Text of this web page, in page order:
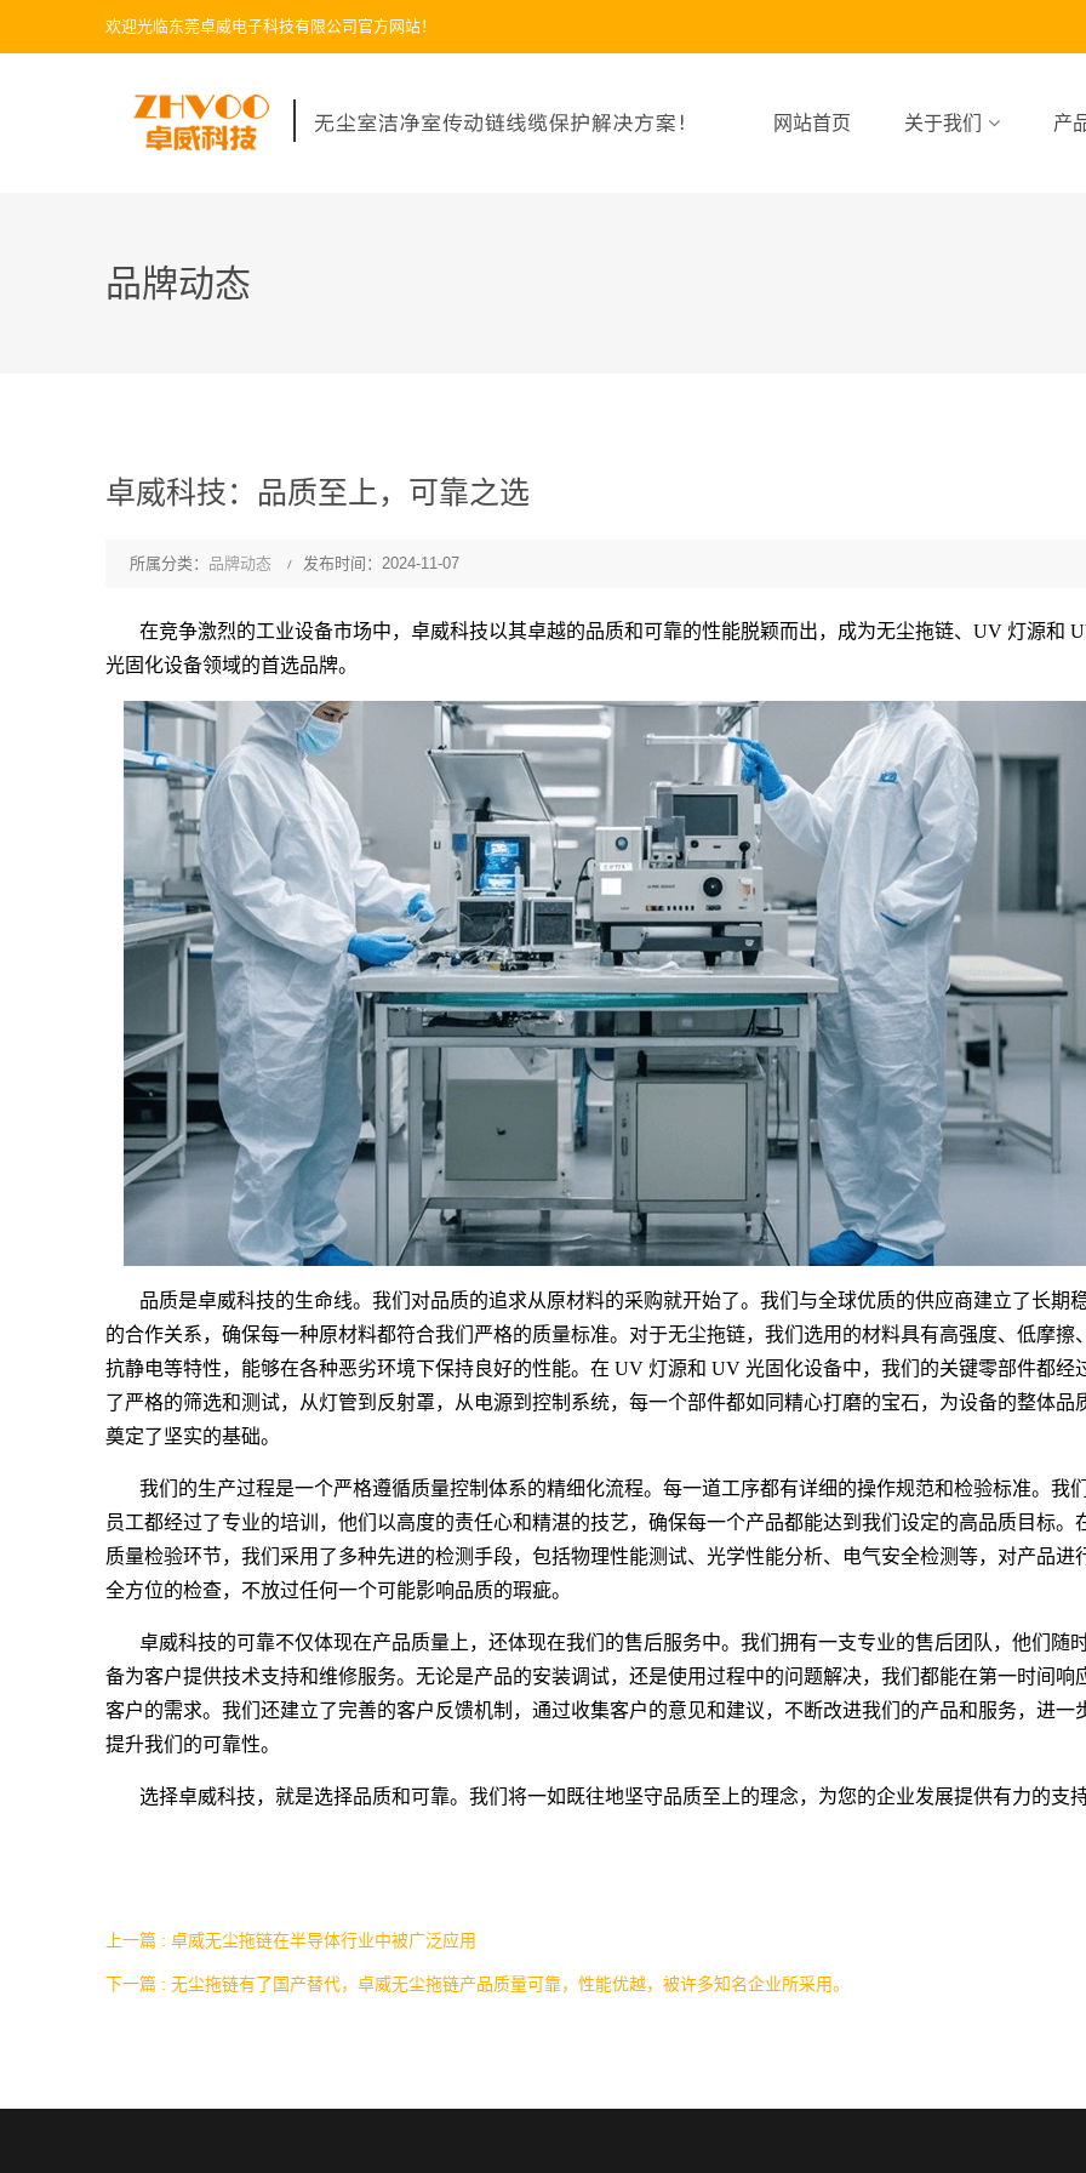
欢迎光临东莞卓威电子科技有限公司官方网站！
网站首页 关于我们 产
品牌动态
卓威科技：品质至上，可靠之选
所属分类： 品牌动态 发布时间：2024-11-07
在竞争激烈的工业设备市场中，卓威科技以其卓越的品质和可靠的性能脱颖而出，成为无尘拖链、UV 灯源和
光固化设备领域的首选品牌。
品质是卓威科技的生命线。我们对品质的追求从原材料的采购就开始了。我们与全球优质的供应商建立了长期
的合作关系，确保每一种原材料都符合我们严格的质量标准。对于无尘拖链，我们选用的材料具有高强度、低摩擦、
抗静电等特性，能够在各种恶劣环境下保持良好的性能。在 UV 灯源和 UV 光固化设备中，我们的关键零部件都经
了严格的筛选和测试，从灯管到反射罩，从电源到控制系统，每一个部件都如同精心打磨的宝石，为设备的整体品
奠定了坚实的基础。
我们的生产过程是一个严格遵循质量控制体系的精细化流程。每一道工序都有详细的操作规范和检验标准。我
员工都经过了专业的培训，他们以高度的责任心和精湛的技艺，确保每一个产品都能达到我们设定的高品质目标。
质量检验环节，我们采用了多种先进的检测手段，包括物理性能测试、光学性能分析、电气安全检测等，对产品进
全方位的检查，不放过任何一个可能影响品质的瑕疵。
卓威科技的可靠不仅体现在产品质量上，还体现在我们的售后服务中。我们拥有一支专业的售后团队，他们随
备为客户提供技术支持和维修服务。无论是产品的安装调试，还是使用过程中的问题解决，我们都能在第一时间响
客户的需求。我们还建立了完善的客户反馈机制，通过收集客户的意见和建议，不断改进我们的产品和服务，进一
提升我们的可靠性。
选择卓威科技，就是选择品质和可靠。我们将一如既往地坚守品质至上的理念，为您的企业发展提供有力的支持
上一篇 : 卓威无尘拖链在半导体行业中被广泛应用
下一篇 : 无尘拖链有了国产替代，卓威无尘拖链产品质量可靠，性能优越，被许多知名企业所采用。